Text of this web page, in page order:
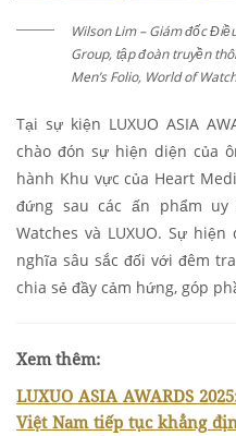
Wilson Lim – Giám đốc
Group, tập đoàn truyền
Men’s Folio, World of
Tại sự kiện LUXUO ASIA
chào đón sự hiện diện của
hành Khu vực của Heart
đứng sau các ấn phẩm uy
Watches và LUXUO. Sự
nghĩa sâu sắc đối với đêm
chia sẻ đầy cảm hứng, góp
Xem thêm:
LUXUO ASIA AWARDS
Việt Nam tiếp tục khẳng